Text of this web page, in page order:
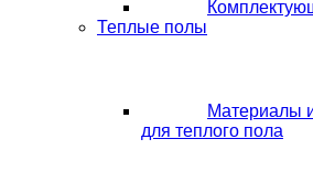
Теплые полы
Материалы
для теплого пола